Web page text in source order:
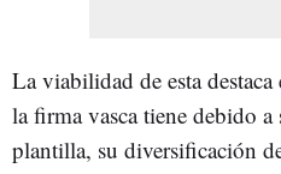
La viabilidad de esta
la firma vasca tiene debido
plantilla, su diversificación